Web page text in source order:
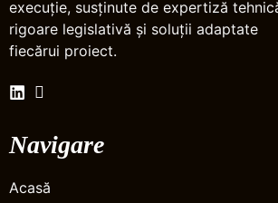
execuție, susținute de expertiză
rigoare legislativă și soluții adaptate
fiecărui proiect.
Navigare
Acasă